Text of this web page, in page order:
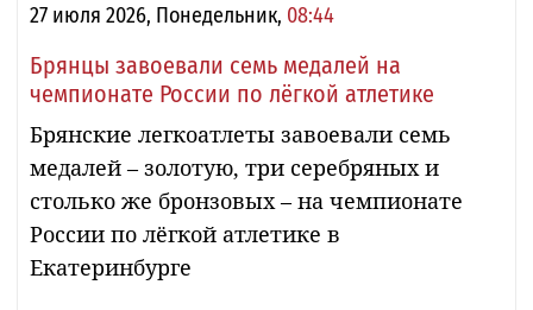
27 июля 2026, Понедельник, 08:44
Брянцы завоевали семь медалей на
чемпионате России по лёгкой атлетике
Брянские легкоатлеты завоевали семь
медалей – золотую, три серебряных и
столько же бронзовых – на чемпионате
России по лёгкой атлетике в
Екатеринбурге